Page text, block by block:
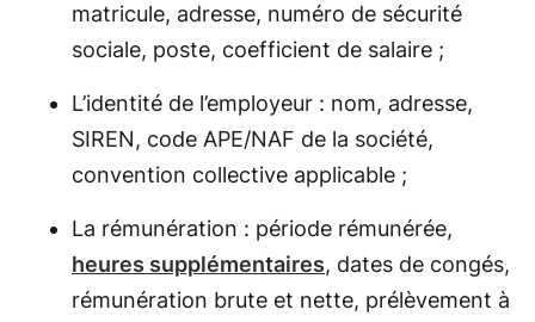
matricule, adresse, numéro de sécurité
sociale, poste, coefficient de salaire ;
L’identité de l’employeur : nom, adresse,
SIREN, code APE/NAF de la société,
convention collective applicable ;
La rémunération : période rémunérée,
heures supplémentaires, dates de congés,
rémunération brute et nette, prélèvement à